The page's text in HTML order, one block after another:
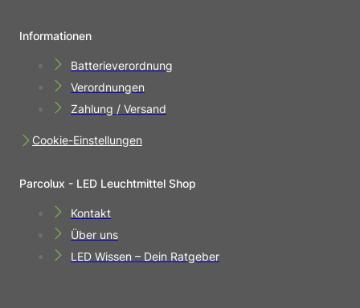
Informationen
Batterieverordnung
Verordnungen
Zahlung / Versand
Cookie-Einstellungen
Parcolux - LED Leuchtmittel Shop
Kontakt
Über uns
LED Wissen – Dein Ratgeber